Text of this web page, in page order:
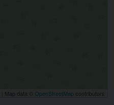
| Map data © OpenStreetMap contributors